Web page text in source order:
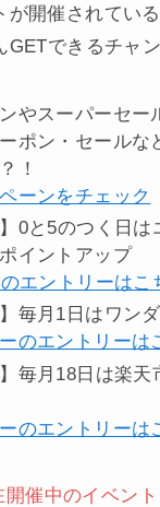
が開催されてい
できるチャン
やスーパーセー
ポン・セールな
！
ーンをチェック
0と5のつく日
イントアップ
エントリーはこ
毎月1日はワン
のエントリーは
毎月18日は楽
のエントリーは
開催中のイベント